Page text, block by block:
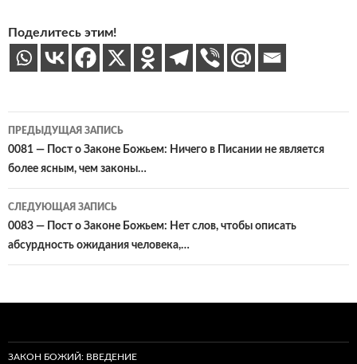
Поделитесь этим!
Навигация
по
записям
ПРЕДЫДУЩАЯ ЗАПИСЬ
0081 — Пост о Законе Божьем: Ничего в Писании не является
более ясным, чем законы…
СЛЕДУЮЩАЯ ЗАПИСЬ
0083 — Пост о Законе Божьем: Нет слов, чтобы описать
абсурдность ожидания человека,…
ЗАКОН БОЖИЙ: ВВЕДЕНИЕ